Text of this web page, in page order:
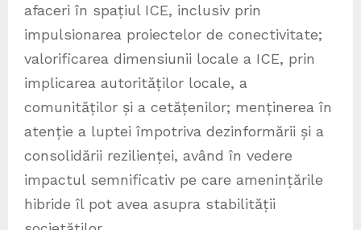
afaceri în spațiul ICE, inclusiv prin
impulsionarea proiectelor de conectivitate;
valorificarea dimensiunii locale a ICE, prin
implicarea autorităților locale, a
comunităților și a cetățenilor; menținerea în
atenție a luptei împotriva dezinformării și a
consolidării rezilienței, având în vedere
impactul semnificativ pe care amenințările
hibride îl pot avea asupra stabilității